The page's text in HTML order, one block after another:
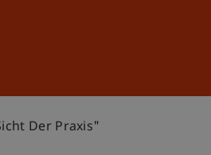
Der Praxis"